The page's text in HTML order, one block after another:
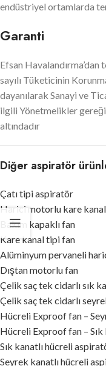
endüstriyel ortamlarda
Garanti
Efsan
sayılı Tüketicinin
dayanılarak Sanayi ve
ilgili Yönetmelikler
altındadır
Diğer aspiratör
Çatı tipi aspiratör
Harici motorlu kare
Bakım kapaklı fan
Kare kanal tipi fan
Alüminyum pervaneli
Dıştan motorlu fan
Çelik saç tek cidarlı sık
Çelik saç tek cidarlı
Hücreli Exproof fan –
Hücreli Exproof fan –
Sık kanatlı hücreli
Seyrek kanatlı hücreli